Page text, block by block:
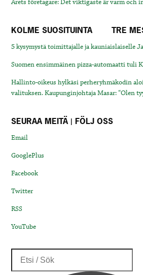
Årets företagare: Det viktigaste är varm och
KOLME SUOSITUINTA TRE
5 kysymystä toimittajalle ja kauniaislaiselle
Suomen ensimmäinen pizza-automaatti tuli
Hallinto-oikeus hylkäsi perheryhmäkodin
valituksen. Kaupunginjohtaja Masar: “Olen
SEURAA MEITÄ | FÖLJ OSS
Email
GooglePlus
Facebook
Twitter
RSS
YouTube